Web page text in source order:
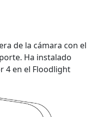
de la cámara con el
Ha instalado
4 en el Floodlight